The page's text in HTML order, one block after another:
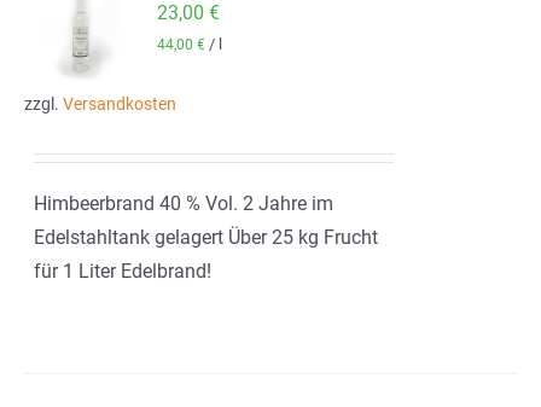
23,00€
44,00€ /
zzgl. Versandkosten
Himbeerbrand 40 % Vol. 2 Jahre im
Edelstahltank gelagert Über 25 kg Frucht
für 1 Liter Edelbrand!